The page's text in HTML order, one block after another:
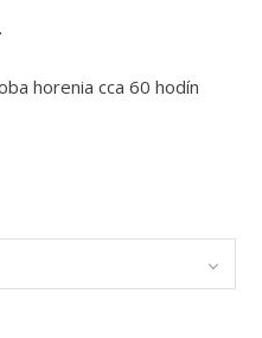
horenia cca 60 hodín